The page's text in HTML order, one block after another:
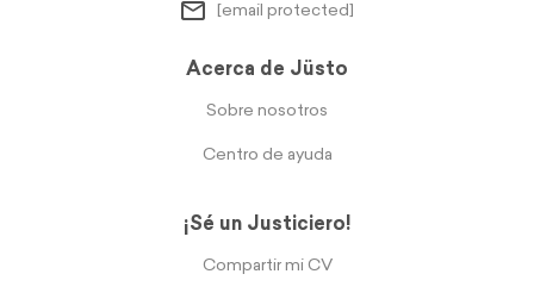
[email protected]
Acerca de Jüsto
Sobre nosotros
Centro de ayuda
¡Sé un Justiciero!
Compartir mi CV